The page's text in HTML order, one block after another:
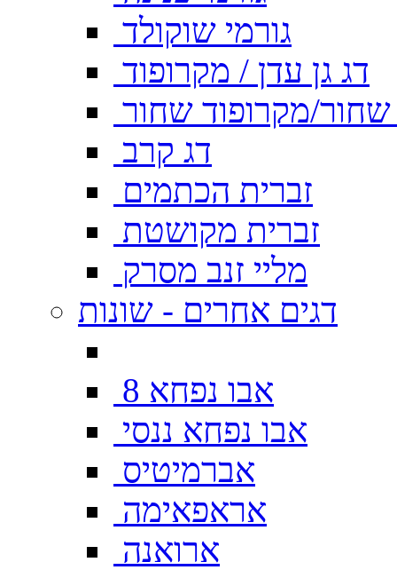
גורמי שוקולד
דג גן עדן / מקרופוד
שחור/מקרופוד שחור
דג קרב
זברית הכתמים
זברית מקושטת
מליי זנב מסרק
דגים אחרים - שונות
אבו נפחא 8
אבו נפחא ננסי
אברמיטיס
אראפאימה
ארואנה